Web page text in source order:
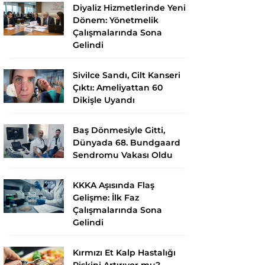
Diyaliz Hizmetlerinde Yeni
Dönem: Yönetmelik
Çalışmalarında Sona
Gelindi
Sivilce Sandı, Cilt Kanseri
Çıktı: Ameliyattan 60
Dikişle Uyandı
Baş Dönmesiyle Gitti,
Dünyada 68. Bundgaard
Sendromu Vakası Oldu
KKKA Aşısında Flaş
Gelişme: İlk Faz
Çalışmalarında Sona
Gelindi
Kırmızı Et Kalp Hastalığı